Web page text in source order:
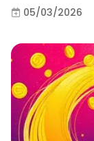
05/03/2026